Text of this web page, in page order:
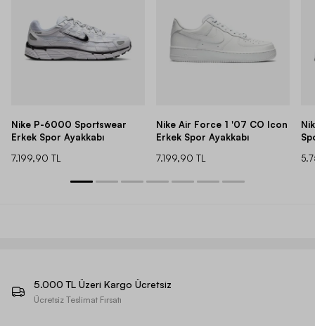
Nike P-6000 Sportswear
Erkek Spor Ayakkabı
7.199,90 TL
Nike Air Force 1 '07 CO Icon
Erkek Spor Ayakkabı
7.199,90 TL
5.000 TL Üzeri Kargo Ücretsiz
Ücretsiz Teslimat Fırsatı